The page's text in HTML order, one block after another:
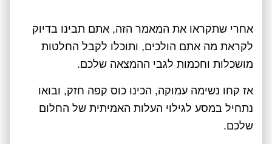
אחרי שתקראו את המאמר הזה, אתם תבינו בדיוק
לקראת מה אתם הולכים, ותוכלו לקבל החלטות
מושכלות וחכמות לגבי ההמצאה שלכם.
אז קחו נשימה עמוקה, הכינו כוס קפה חזק, ובואו
נתחיל במסע לגילוי העלות האמיתית של החלום
שלכם.